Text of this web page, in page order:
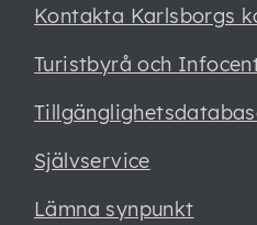
Kontakta Karlsborgs
Turistbyrå och
Självservice
Lämna synpunkt